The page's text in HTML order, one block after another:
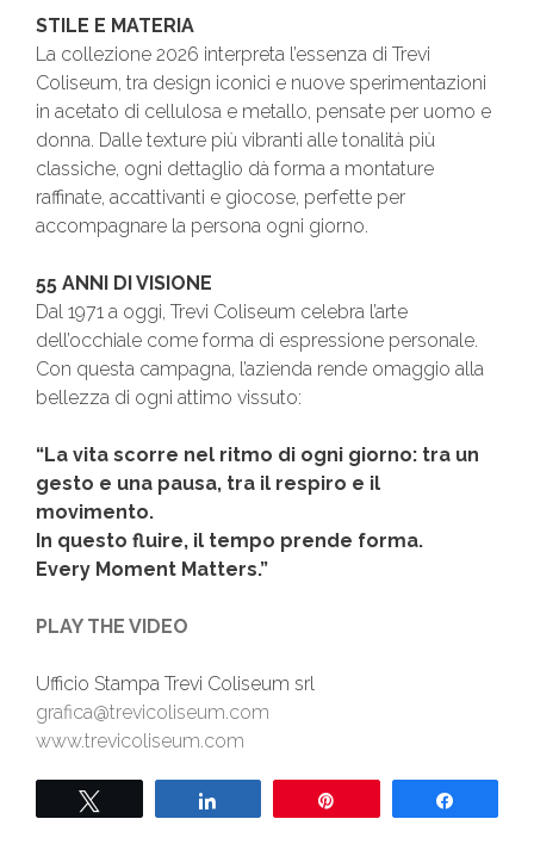
STILE E MATERIA
La collezione 2026 interpreta l’essenza di Trevi
Coliseum, tra design iconici e nuove sperimentazioni
in acetato di cellulosa e metallo, pensate per uomo e
donna. Dalle texture più vibranti alle tonalità più
classiche, ogni dettaglio dà forma a montature
raffinate, accattivanti e giocose, perfette per
accompagnare la persona ogni giorno.
55 ANNI DI VISIONE
Dal 1971 a oggi, Trevi Coliseum celebra l’arte
dell’occhiale come forma di espressione personale.
Con questa campagna, l’azienda rende omaggio alla
bellezza di ogni attimo vissuto:
“La vita scorre nel ritmo di ogni giorno: tra un
gesto e una pausa, tra il respiro e il
movimento.
In questo fluire, il tempo prende forma.
Every Moment Matters.”
PLAY THE VIDEO
Ufficio Stampa Trevi Coliseum srl
grafica@trevicoliseum.com
www.trevicoliseum.com